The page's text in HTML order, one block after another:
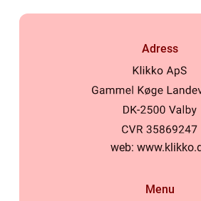
Adress
web:
Menu